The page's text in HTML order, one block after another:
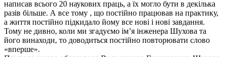
написав всього 20 наукових праць, а їх могло бути в декілька
разів більше. А все тому , що постійно працював на практику,
а життя постійно підкидало йому все нові і нові завдання.
Тому не дивно, коли ми згадуємо ім’я інженера Шухова та
його винаходи, то доводиться постійно повторювати слово
«вперше».